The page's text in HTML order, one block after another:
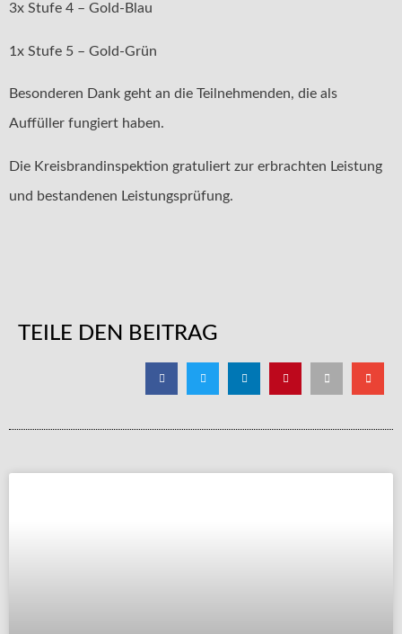
3x Stufe 4 – Gold-Blau
1x Stufe 5 – Gold-Grün
Besonderen Dank geht an die Teilnehmenden, die als
Auffüller fungiert haben.
Die Kreisbrandinspektion gratuliert zur erbrachten Leistung
und bestandenen Leistungsprüfung.
TEILE DEN BEITRAG